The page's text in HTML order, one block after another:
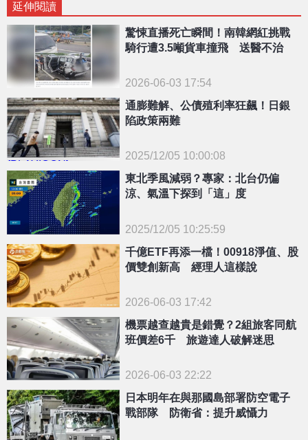
延伸閱讀
驚悚直播死亡瞬間！南韓網紅挑戰
騎行遭3.5噸貨車撞飛 送醫不治
2026-06-03 17:54
{PLAYICON}
通膨難解、公債殖利率狂飆！日銀
陷政策兩難
2025/12/05 10:00:08
{PLAYICON}
東北季風減弱？專家：北台仍偏
涼、氣溫下探到「這」度
2025/12/05 10:25:59
千億ETF再添一檔！00918淨值、股
價雙創新高 經理人這樣說
2026-06-03 17:42
機票越查越貴是錯覺？2組旅客同航
班價差6千 旅遊達人破解迷思
2026-06-03 22:22
日本明年在與那國島部署防空電子
戰部隊 防衛省：提升威懾力